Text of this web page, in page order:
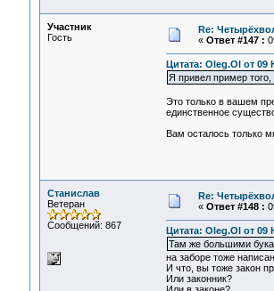
Участник
Гость
Re:
« Ответ #147 :
Цитата: Oleg.Ol от 09
Я привел пример
Это только в вашем
единственное
Вам осталось только
Станислав
Ветеран
Сообщений: 867
Re:
« Ответ #148 :
Цитата: Oleg.Ol от 09
Там же большими
на заборе тоже
И что, вы тоже закон
Или законник?